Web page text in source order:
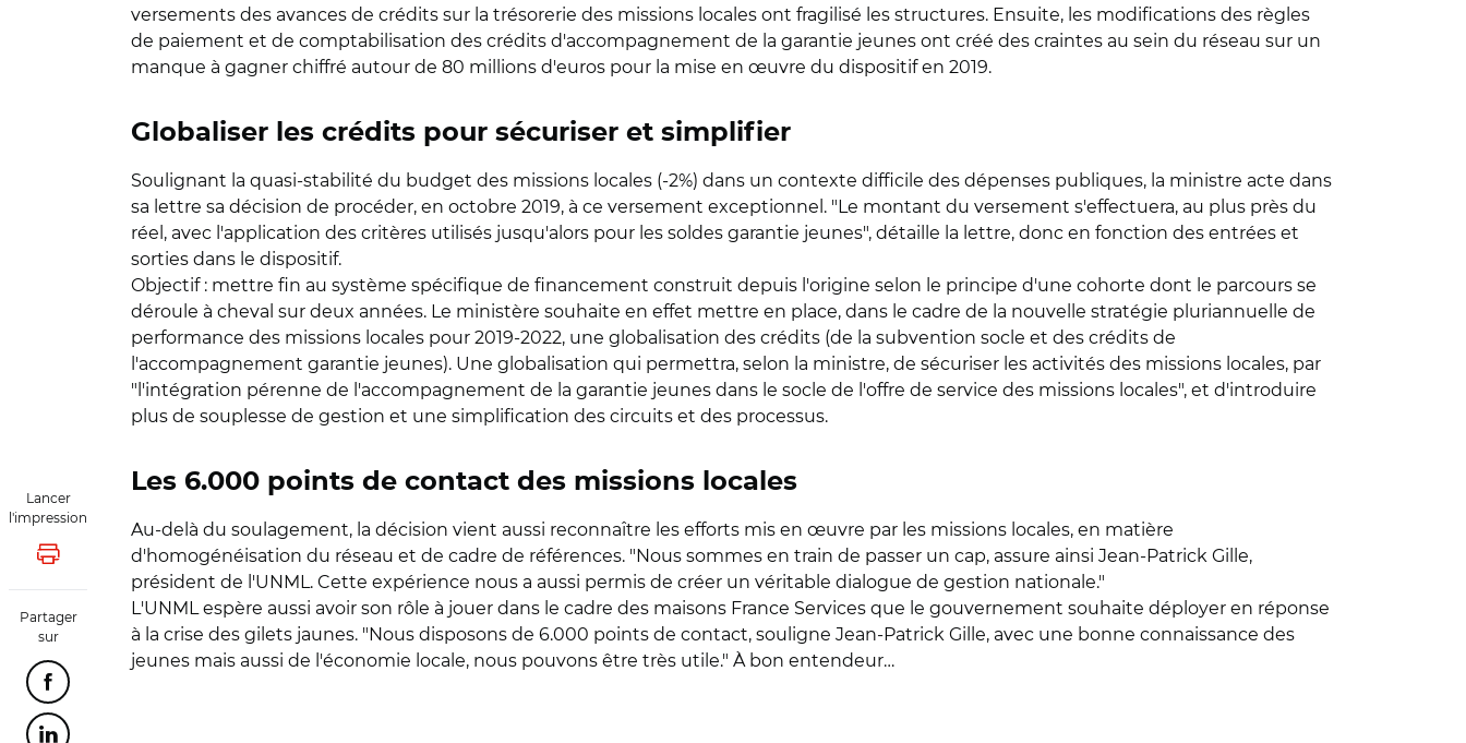
Lancer
l'impression
Lancer l'impression
Partager
sur
Partager cette page sur Facebook
versements des avances de crédits sur la trésorerie des missions locales ont fragilisé les structures. Ensuite, les modifications des règles
de paiement et de comptabilisation des crédits d'accompagnement de la garantie jeunes ont créé des craintes au sein du réseau sur un
manque à gagner chiffré autour de 80 millions d'euros pour la mise en œuvre du dispositif en 2019.
Globaliser les crédits pour sécuriser et simplifier
Soulignant la quasi-stabilité du budget des missions locales (-2%) dans un contexte difficile des dépenses publiques, la ministre acte dans
sa lettre sa décision de procéder, en octobre 2019, à ce versement exceptionnel. "Le montant du versement s'effectuera, au plus près du
réel, avec l'application des critères utilisés jusqu'alors pour les soldes garantie jeunes", détaille la lettre, donc en fonction des entrées et
sorties dans le dispositif.
Objectif : mettre fin au système spécifique de financement construit depuis l'origine selon le principe d'une cohorte dont le parcours se
déroule à cheval sur deux années. Le ministère souhaite en effet mettre en place, dans le cadre de la nouvelle stratégie pluriannuelle de
performance des missions locales pour 2019-2022, une globalisation des crédits (de la subvention socle et des crédits de
l'accompagnement garantie jeunes). Une globalisation qui permettra, selon la ministre, de sécuriser les activités des missions locales, par
"l'intégration pérenne de l'accompagnement de la garantie jeunes dans le socle de l'offre de service des missions locales", et d'introduire
plus de souplesse de gestion et une simplification des circuits et des processus.
Les 6.000 points de contact des missions locales
Au-delà du soulagement, la décision vient aussi reconnaître les efforts mis en œuvre par les missions locales, en matière
d'homogénéisation du réseau et de cadre de références. "Nous sommes en train de passer un cap, assure ainsi Jean-Patrick Gille,
président de l'UNML. Cette expérience nous a aussi permis de créer un véritable dialogue de gestion nationale."
L'UNML espère aussi avoir son rôle à jouer dans le cadre des maisons France Services que le gouvernement souhaite déployer en réponse
à la crise des gilets jaunes. "Nous disposons de 6.000 points de contact, souligne Jean-Patrick Gille, avec une bonne connaissance des
jeunes mais aussi de l'économie locale, nous pouvons être très utile." À bon entendeur…